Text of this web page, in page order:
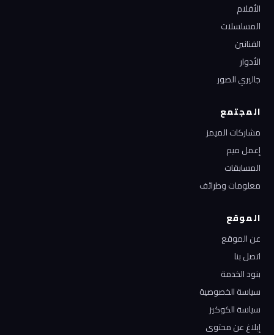
الأفلام
المسلسلات
الفنانين
الأدوار
جاليري الصور
المجتمع
مشاركات الميمز
إعمل ميم
المسابقات
معلومات وطرائف
الموقع
عن الموقع
اتصل بنا
بنود الخدمة
سياسة الخصوصية
سياسة الكوكيز
إبلاغ عن محتوى